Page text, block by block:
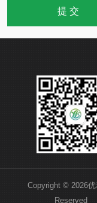
Copyright © 2026
Reserved